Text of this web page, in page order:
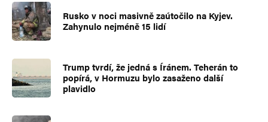
Rusko v noci masivně zaútočilo na Kyjev.
Zahynulo nejméně 15 lidí
Trump tvrdí, že jedná s Íránem. Teherán to
popírá, v Hormuzu bylo zasaženo další
plavidlo